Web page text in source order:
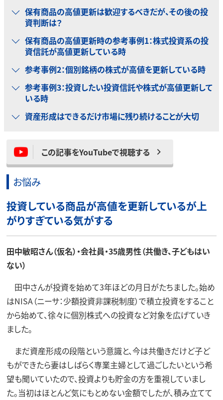
保有商品の高値更新は歓迎するべきだが、その後の投
資判断は？
保有商品の高値更新時の参考事例1：株式投資系の投
資信託が高値更新している時
参考事例2：個別銘柄の株式が高値を更新している時
参考事例3：投資したい投資信託や株式が高値更新して
いる時
資産形成はできるだけ市場に残り続けることが大切
この記事をYouTubeで視聴する
お悩み
投資している商品が高値を更新しているが上
がりすぎている気がする
田中敏昭さん（仮名）・会社員・35歳男性（共働き、子どもはい
ない）
田中さんが投資を始めて3年ほどの月日がたちました。始め
はNISA（ニーサ：少額投資非課税制度）で積立投資をすること
から始めて、徐々に個別株式への投資など対象を広げていき
ました。
まだ資産形成の段階という意識と、今は共働きだけど子ど
もができたら妻はしばらく専業主婦として過ごしたいという希
望も聞いていたので、投資よりも貯金の方を重視していまし
た。当初はほとんど気にもとめない金額でしたが、積み立てて